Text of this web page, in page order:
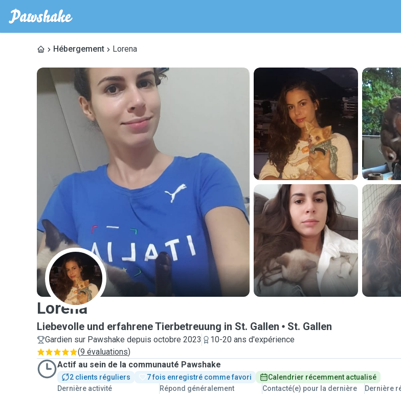
Hébergement Lorena
L
Lorena
Liebevolle und erfahrene Tierbetreuung in St. Gallen St. Gallen
Gardien sur Pawshake depuis octobre 2023
10-20 ans d'expérience
(9 évaluations)
Actif au sein de la communauté Pawshake
2 clients réguliers 7 fois enregistré comme favori
Calendrier récemment actualisé
Dernière activité
Répond généralement
Contacté(e) pour la dernière
Dernière